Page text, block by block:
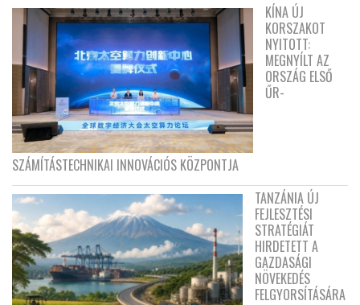
KÍNA ÚJ
KORSZAKOT
NYITOTT:
MEGNYÍLT AZ
ORSZÁG ELSŐ
ŰR-
SZÁMÍTÁSTECHNIKAI INNOVÁCIÓS KÖZPONTJA
TANZÁNIA ÚJ
FEJLESZTÉSI
STRATÉGIÁT
HIRDETETT A
GAZDASÁGI
NÖVEKEDÉS
FELGYORSÍTÁSÁRA